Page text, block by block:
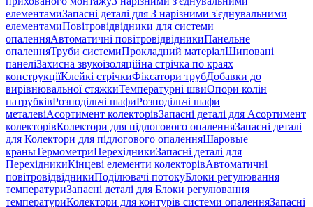
елементамиЗапасні деталі для З нарізними з'єднувальними
елементамиПовітровідвідники для системи
опаленняАвтоматичні повітровідвідникиПанельне
опаленняТруби системиПрокладний матеріалШиповані
панеліЗахисна звукоізоляційна стрічка по краях
конструкціїКлейкі стрічкиФіксатори трубДобавки до
вирівнювальної стяжкиТемпературні швиОпори колін
патрубківРозподільчі шафиРозподільчі шафи
металевіАсортимент колекторівЗапасні деталі для Асортимент
колекторівКолектори для підлогового опаленняЗапасні деталі
для Колектори для підлогового опаленняШаровые
краныТермометриПерехідникиЗапасні деталі для
ПерехідникиКінцеві елементи колекторівАвтоматичні
повітровідвідникиПоділювачі потокуБлоки регулювання
температуриЗапасні деталі для Блоки регулювання
температуриКолектори для контурів системи опаленняЗапасні